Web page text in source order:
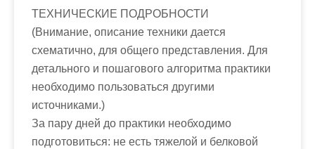
ТЕХНИЧЕСКИЕ ПОДРОБНОСТИ
(Внимание, описание техники дается
схематично, для общего представления. Для
детального и пошагового алгоритма практики
необходимо пользоваться другими
источниками.)
За пару дней до практики необходимо
подготовиться: не есть тяжелой и белковой